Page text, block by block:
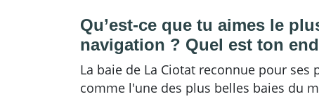
Qu’est-ce que tu aimes le
navigation ? Quel est ton
La baie de La Ciotat reconnue pour ses
comme l'une des plus belles baies du